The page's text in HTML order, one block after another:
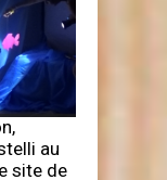
au
site de